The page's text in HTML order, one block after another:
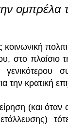
ομπρέλα
πλαίσιο
την κρατική
(και